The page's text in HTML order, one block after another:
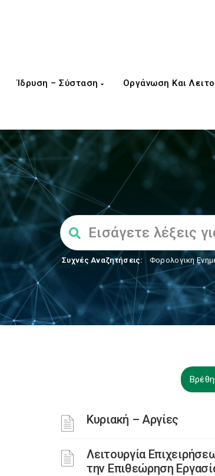
Ίδρυση – Σύσταση Οργάνωση Και
Συχνές Αναζητήσεις: Φορολογικη
Κυριακή – Αργίες
Λειτουργία
την Επιθεώρηση